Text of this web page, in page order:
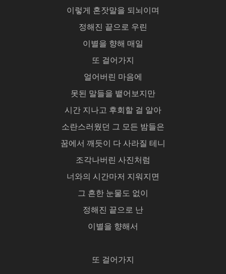
이렇게 혼잣말을 되뇌이며
정해진 끝으로 우린
이별을 향해 매일
또 걸어가지
얼어버린 마음에
못된 말들을 뱉어보지만
시간 지나고 후회할 걸 알아
소란스러웠던 그 모든 밤들은
꿈에서 깨듯이 다 사라질 테니
조각나버린 사진처럼
너와의 시간마저 지워지면
그 흔한 눈물도 없이
정해진 끝으로 난
이별을 향해서
또 걸어가지